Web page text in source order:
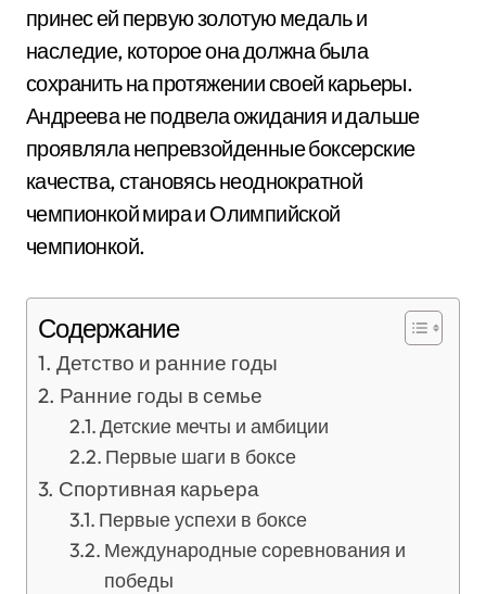
принес ей первую золотую медаль и
наследие, которое она должна была
сохранить на протяжении своей карьеры.
Андреева не подвела ожидания и дальше
проявляла непревзойденные боксерские
качества, становясь неоднократной
чемпионкой мира и Олимпийской
чемпионкой.
Содержание
Детство и ранние годы
Ранние годы в семье
Детские мечты и амбиции
Первые шаги в боксе
Спортивная карьера
Первые успехи в боксе
Международные соревнования и
победы